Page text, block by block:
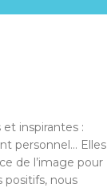
inspirantes :
personnel... Elles
de l’image pour
positifs, nous